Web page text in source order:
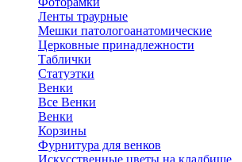
Ленты траурные
Мешки патологоанатомические
Церковные принадлежности
Таблички
Статуэтки
Венки
Все Венки
Венки
Корзины
Фурнитура для венков
Искусственные цветы на кладбище